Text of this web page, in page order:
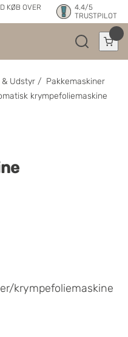
KØB OVER
4.4/5
TRUSTPILOT
& Udstyr / Pakkemaskiner
krympefoliemaskine
krympefoliemaskine